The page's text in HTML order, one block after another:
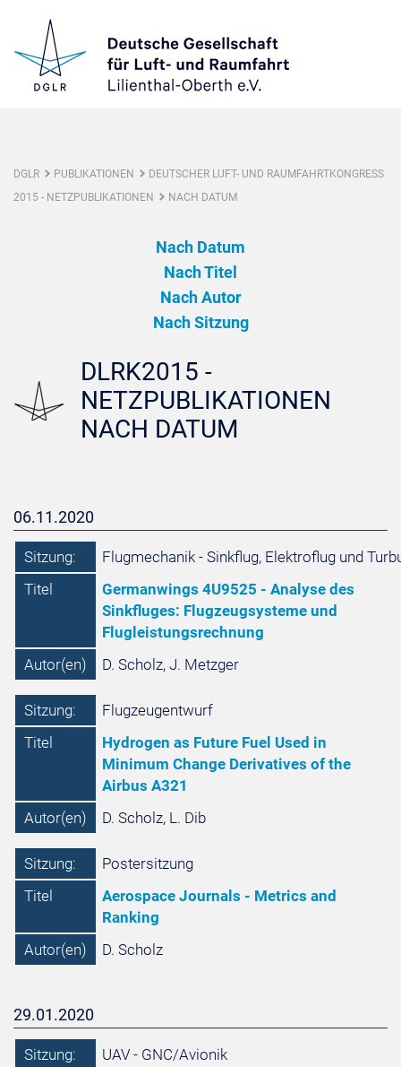
DGLR PUBLIKATIONEN
DEUTSCHER LUFT- UND RAUMFAHRTKONGRESS
2015 - NETZPUBLIKATIONEN
NACH DATUM
Nach Datum
Nach Titel
Nach Autor
Nach Sitzung
DLRK2015 -
NETZPUBLIKATIONEN
NACH DATUM
06.11.2020
Sitzung:
Flugmechanik - Sinkflug, Elektroflug und
Titel
Germanwings 4U9525 - Analyse des
Sinkfluges: Flugzeugsysteme und
Flugleistungsrechnung
Autor(en)
D. Scholz, J. Metzger
Sitzung:
Flugzeugentwurf
Titel
Hydrogen as Future Fuel Used in
Minimum Change Derivatives of the
Airbus A321
Autor(en)
D. Scholz, L. Dib
Sitzung:
Postersitzung
Titel
Aerospace Journals - Metrics and
Ranking
Autor(en)
D. Scholz
29.01.2020
Sitzung:
UAV - GNC/Avionik